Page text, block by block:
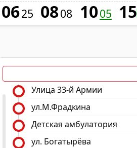
0625 0808 1005 15
Улица 33-й Армии
ул.М.Фрадкина
Детская амбулатория
ул. Богатырёва